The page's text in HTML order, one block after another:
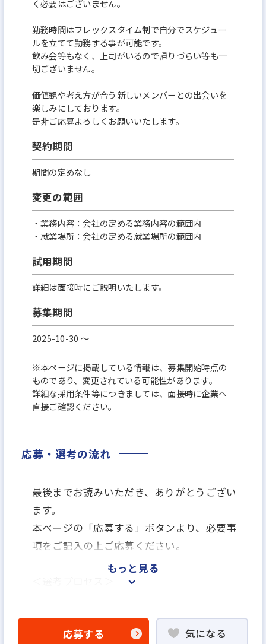
く必要はございません。
勤務時間はフレックスタイム制で自分でスケジュー
ルを立てて勤務する事が可能です。
飲み会等もなく、上司がいるので帰りづらい等も一
切ございません。
価値観や考え方が合う新しいメンバーとの出会いを
楽しみにしております。
是非ご応募よろしくお願いいたします。
契約期間
期間の定めなし
変更の範囲
・業務内容：会社の定める業務内容の範囲内
・就業場所：会社の定める就業場所の範囲内
試用期間
詳細は面接時にご説明いたします。
募集期間
2025-10-30 〜
※本ページに掲載している情報は、募集開始時点の
ものであり、変更されている可能性があります。
詳細な採用条件等につきましては、面接時に企業へ
直接ご確認ください。
応募・選考の流れ
最後までお読みいただき、ありがとうござい
ます。
本ページの「応募する」ボタンより、必要事
項をご記入の上ご応募ください。
▼
WEB書類選考
もっと見る
応募する 気になる